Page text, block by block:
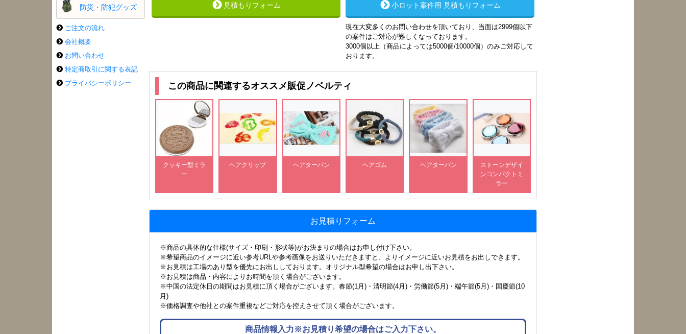
防災・防犯グッズ
ご注文の流れ
会社概要
お問い合わせ
特定商取引に関する表記
プライバシーポリシー
見積もりフォーム 小ロット案件用 見積もりフォーム
現在大変多くのお問い合わせを頂いており、当面は2999個以下
の案件はご対応が難しくなっております。
3000個以上（商品によっては5000個/10000個）のみご対応して
おります。
この商品に関連するオススメ販促ノベルティ
クッキー型ミラ
ー
ヘアクリップ ヘアターバン ヘアゴム ヘアターバン
ストーンデザイ
ンコンパクトミ
ラー
お見積りフォーム
※商品の具体的な仕様(サイズ・印刷・形状等)がお決まりの場合はお申し付け下さい。
※希望商品のイメージに近い参考URLや参考画像をお送りいただきますと、よりイメージに近いお見積をお出しできます。
※お見積は工場のあり型を優先にお出ししております。オリジナル型希望の場合はお申し出下さい。
※お見積は商品・内容によりお時間を頂く場合がございます。
※中国の法定休日の期間はお見積に頂く場合がございます。春節(1月)・清明節(4月)・労働節(5月)・端午節(5月)・国慶節(10
月)
※価格調査や他社との案件重複などご対応を控えさせて頂く場合がございます。
商品情報入力※お見積り希望の場合はご入力下さい。